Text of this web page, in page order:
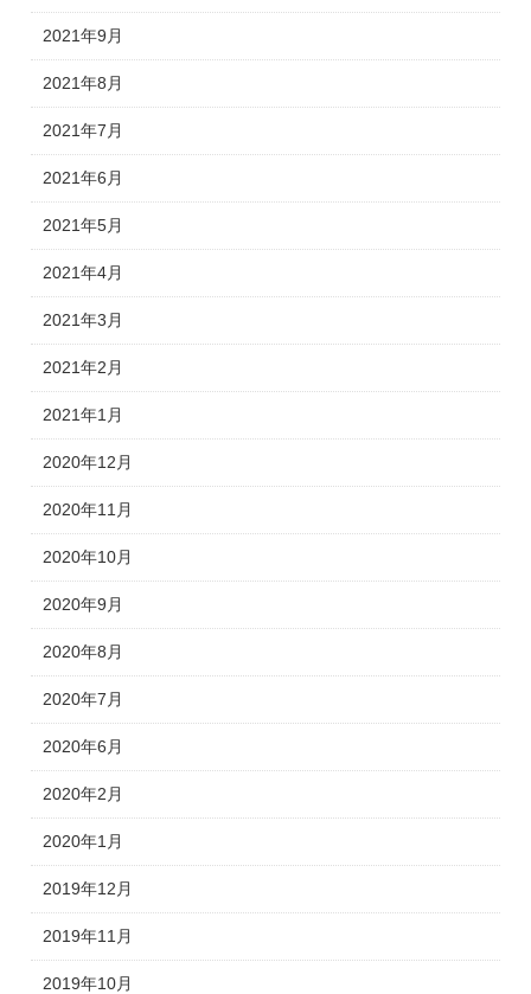
2021年9月
2021年8月
2021年7月
2021年6月
2021年5月
2021年4月
2021年3月
2021年2月
2021年1月
2020年12月
2020年11月
2020年10月
2020年9月
2020年8月
2020年7月
2020年6月
2020年2月
2020年1月
2019年12月
2019年11月
2019年10月